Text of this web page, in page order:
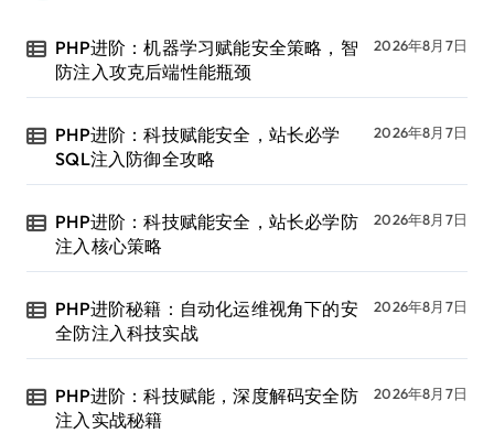
PHP进阶：机器学习赋能安全策略，智
防注入攻克后端性能瓶颈
2026年8月7日
PHP进阶：科技赋能安全，站长必学
SQL注入防御全攻略
2026年8月7日
PHP进阶：科技赋能安全，站长必学防
注入核心策略
2026年8月7日
PHP进阶秘籍：自动化运维视角下的安
全防注入科技实战
2026年8月7日
PHP进阶：科技赋能，深度解码安全防
注入实战秘籍
2026年8月7日